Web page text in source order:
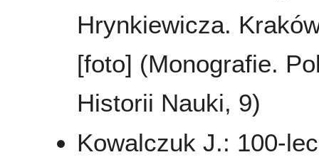
Hrynkiewicza.
[foto] (Monografie.
Historii Nauki, 9)
Kowalczuk J.: 100-